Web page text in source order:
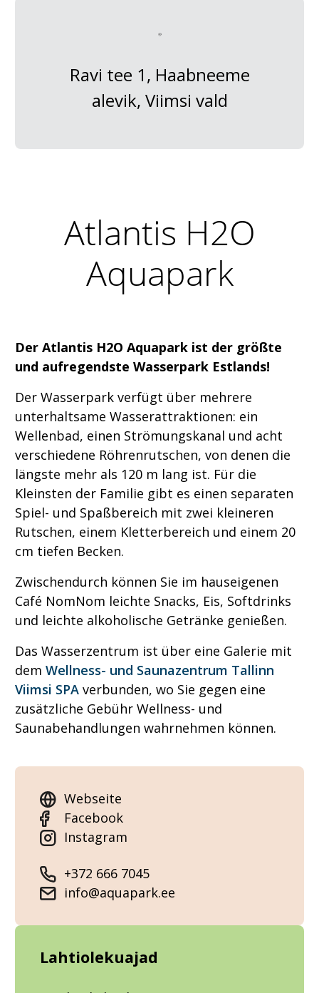
Ravi tee 1, Haabneeme
alevik, Viimsi vald
Atlantis H2O
Aquapark
Der Atlantis H2O Aquapark ist der größte
und aufregendste Wasserpark Estlands!
Der Wasserpark verfügt über mehrere
unterhaltsame Wasserattraktionen: ein
Wellenbad, einen Strömungskanal und acht
verschiedene Röhrenrutschen, von denen die
längste mehr als 120 m lang ist. Für die
Kleinsten der Familie gibt es einen separaten
Spiel- und Spaßbereich mit zwei kleineren
Rutschen, einem Kletterbereich und einem 20
cm tiefen Becken.
Zwischendurch können Sie im hauseigenen
Café NomNom leichte Snacks, Eis, Softdrinks
und leichte alkoholische Getränke genießen.
Das Wasserzentrum ist über eine Galerie mit
dem Wellness- und Saunazentrum Tallinn
Viimsi SPA verbunden, wo Sie gegen eine
zusätzliche Gebühr Wellness- und
Saunabehandlungen wahrnehmen können.
Webseite
Facebook
Instagram
+372 666 7045
info@aquapark.ee
Lahtiolekuajad